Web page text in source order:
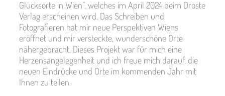
Glücksorte in Wien”, welches im April 2024 beim Droste
Verlag erscheinen wird. Das Schreiben und
Fotografieren hat mir neue Perspektiven Wiens
eröffnet und mir versteckte, wunderschöne Orte
nähergebracht. Dieses Projekt war für mich eine
Herzensangelegenheit und ich freue mich darauf, die
neuen Eindrücke und Orte im kommenden Jahr mit
Ihnen zu teilen.